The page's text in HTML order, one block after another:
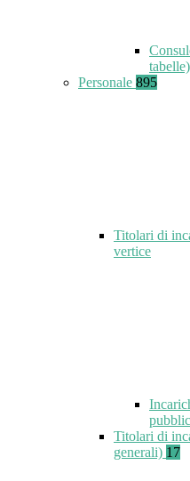
tabelle)
Personale 895
Titolari di
vertice
Titolari di
generali) 17